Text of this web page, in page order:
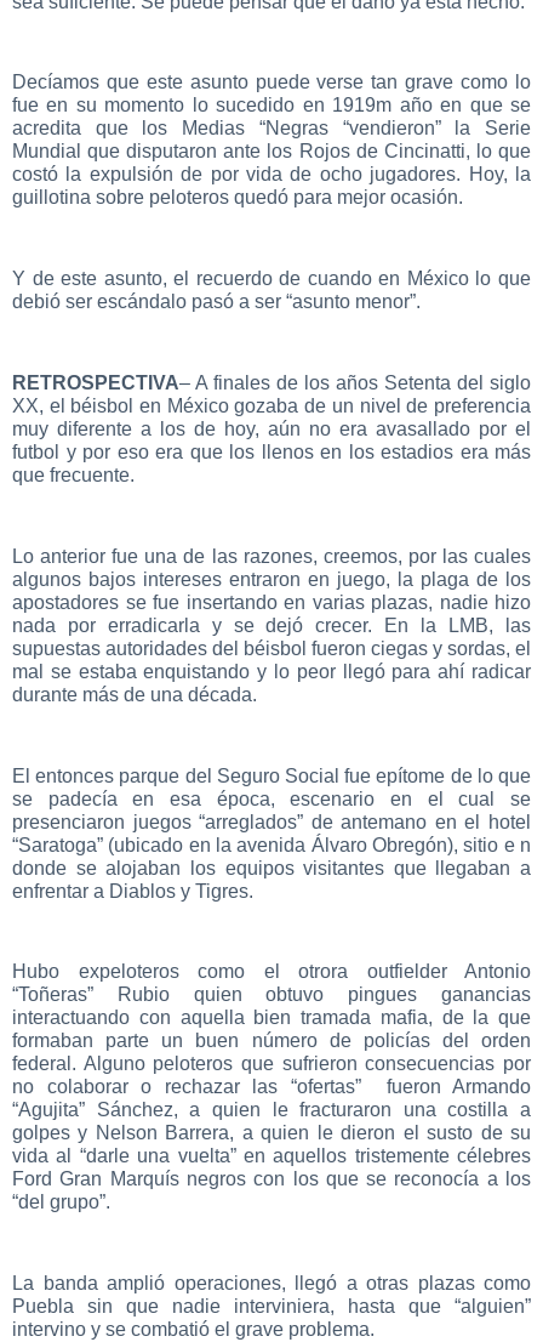
Decíamos que este asunto puede verse tan grave como lo
fue en su momento lo sucedido en 1919m año en que se
acredita que los Medias “Negras “vendieron” la Serie
Mundial que disputaron ante los Rojos de Cincinatti, lo que
costó la expulsión de por vida de ocho jugadores. Hoy, la
guillotina sobre peloteros quedó para mejor ocasión.
Y de este asunto, el recuerdo de cuando en México lo que
debió ser escándalo pasó a ser “asunto menor”.
RETROSPECTIVA– A finales de los años Setenta del siglo
XX, el béisbol en México gozaba de un nivel de preferencia
muy diferente a los de hoy, aún no era avasallado por el
futbol y por eso era que los llenos en los estadios era más
que frecuente.
Lo anterior fue una de las razones, creemos, por las cuales
algunos bajos intereses entraron en juego, la plaga de los
apostadores se fue insertando en varias plazas, nadie hizo
nada por erradicarla y se dejó crecer. En la LMB, las
supuestas autoridades del béisbol fueron ciegas y sordas, el
mal se estaba enquistando y lo peor llegó para ahí radicar
durante más de una década.
El entonces parque del Seguro Social fue epítome de lo que
se padecía en esa época, escenario en el cual se
presenciaron juegos “arreglados” de antemano en el hotel
“Saratoga” (ubicado en la avenida Álvaro Obregón), sitio e n
donde se alojaban los equipos visitantes que llegaban a
enfrentar a Diablos y Tigres.
Hubo expeloteros como el otrora outfielder Antonio
“Toñeras” Rubio quien obtuvo pingues ganancias
interactuando con aquella bien tramada mafia, de la que
formaban parte un buen número de policías del orden
federal. Alguno peloteros que sufrieron consecuencias por
no colaborar o rechazar las “ofertas” fueron Armando
“Agujita” Sánchez, a quien le fracturaron una costilla a
golpes y Nelson Barrera, a quien le dieron el susto de su
vida al “darle una vuelta” en aquellos tristemente célebres
Ford Gran Marquís negros con los que se reconocía a los
“del grupo”.
La banda amplió operaciones, llegó a otras plazas como
Puebla sin que nadie interviniera, hasta que “alguien”
intervino y se combatió el grave problema.